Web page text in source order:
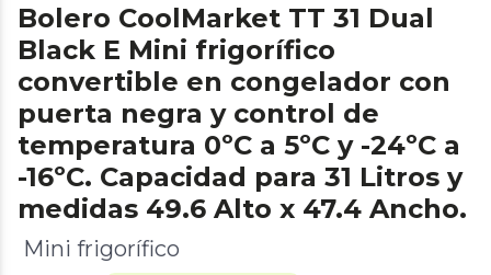
Bolero CoolMarket TT 31 Dual
Black E Mini frigorífico
convertible en congelador con
puerta negra y control de
temperatura 0ºC a 5ºC y -24ºC a
-16ºC. Capacidad para 31 Litros y
medidas 49.6 Alto x 47.4 Ancho.
Mini frigorífico